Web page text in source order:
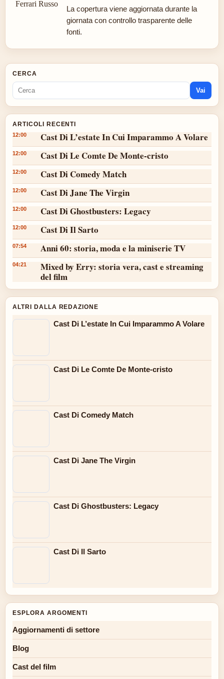
La copertura viene aggiornata durante la
giornata con controllo trasparente delle
fonti.
CERCA
Vai
ARTICOLI RECENTI
12:00 Cast Di L’estate In Cui Imparammo A Volare
12:00 Cast Di Le Comte De Monte-cristo
12:00 Cast Di Comedy Match
12:00 Cast Di Jane The Virgin
12:00 Cast Di Ghostbusters: Legacy
12:00 Cast Di Il Sarto
07:54 Anni 60: storia, moda e la miniserie TV
04:21
Mixed by Erry: storia vera, cast e streaming
del film
ALTRI DALLA REDAZIONE
Cast Di L’estate In Cui Imparammo A Volare
Cast Di Le Comte De Monte-cristo
Cast Di Comedy Match
Cast Di Jane The Virgin
Cast Di Ghostbusters: Legacy
Cast Di Il Sarto
ESPLORA ARGOMENTI
Aggiornamenti di settore
Blog
Cast del film